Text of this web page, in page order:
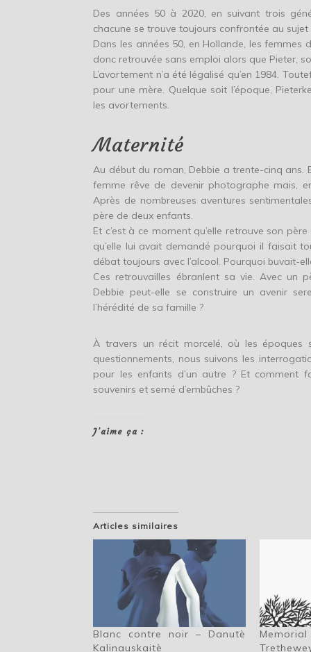
Des années 50 à 2020, en suivant trois
chacune se trouve toujours confrontée au
Dans les années 50, en Hollande, les femmes
donc retrouvée sans emploi alors que Pieter,
L’avortement n’a été légalisé qu’en 1984.
pour une mère. Quelque soit l’époque,
les avortements.
Maternité
Au début du roman, Debbie a trente-cinq ans.
femme rêve de devenir photographe mais,
Après de nombreuses aventures
père de deux enfants.
Et c’est à ce moment qu’elle retrouve son
qu’elle lui avait demandé pourquoi il faisait
débat toujours avec l’alcool. Pourquoi buvait-
Ces retrouvailles ébranlent sa vie. Avec un
Debbie peut-elle se construire un avenir
l’hérédité de sa famille ?
À travers un récit morcelé, où les époques
questionnements, nous suivons les
pour les enfants d’un autre ? Et comment
souvenirs et semé d’embûches ?
J’aime ça :
Articles similaires
Blanc contre noir – Danutè
Kalinauskaitè